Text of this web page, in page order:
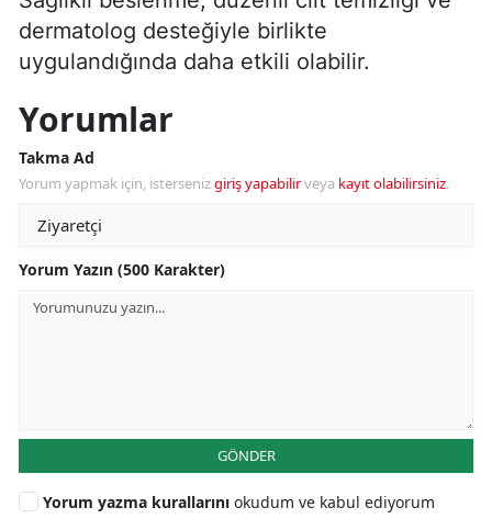
dermatolog desteğiyle birlikte
uygulandığında daha etkili olabilir.
Yorumlar
Takma Ad
Yorum yapmak için, istersenizgiriş yapabilirveya kayıt olabilirsiniz.
Yorum Yazın (500 Karakter)
GÖNDER
Yorum yazma kurallarını okudum ve kabul ediyorum